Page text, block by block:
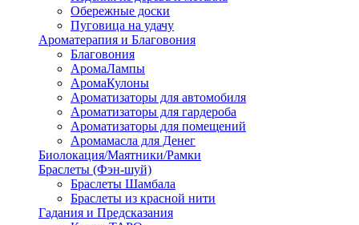
Обережные доски
Пуговица на удачу
Ароматерапия и Благовония
Благовония
АромаЛампы
АромаКулоны
Ароматизаторы для автомобиля
Ароматизаторы для гардероба
Ароматизаторы для помещений
Аромамасла для Денег
Биолокация/Маятники/Рамки
Браслеты (Фэн-шуй)
Браслеты Шамбала
Браслеты из красной нити
Гадания и Предсказания